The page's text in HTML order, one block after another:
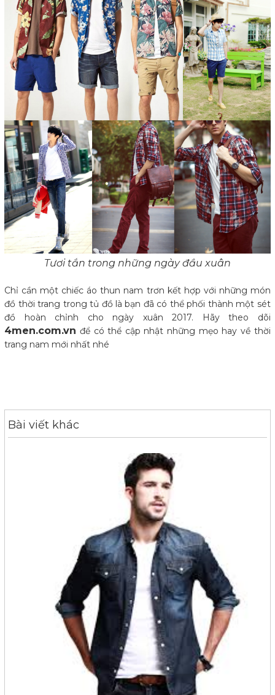
Tươi tắn trong những ngày đầu xuân
Chỉ cần một chiếc áo thun nam trơn kết hợp với những món
đồ thời trang trong tủ đồ là bạn đã có thể phối thành một sét
đồ hoàn chỉnh cho ngày xuân 2017. Hãy theo dõi
4men.com.vn để có thể cập nhật những mẹo hay về thời
trang nam mới nhất nhé
Bài viết khác